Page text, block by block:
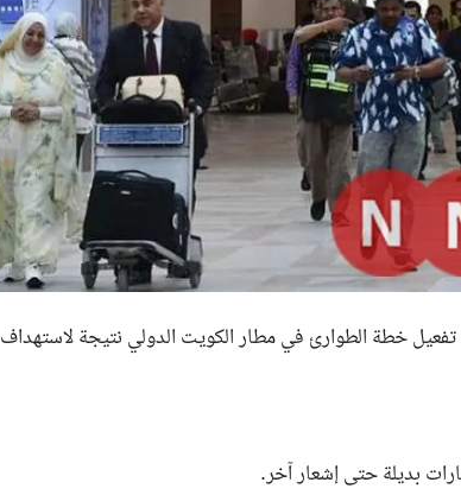
تفعيل خطة الطوارئ في مطار الكويت الدولي نتيجة لاستهداف
بديلة حتى إشعار آخر.